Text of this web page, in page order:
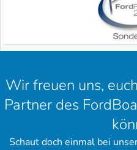
Wir freuen uns,
Partner des
Schaut doch einmal bei